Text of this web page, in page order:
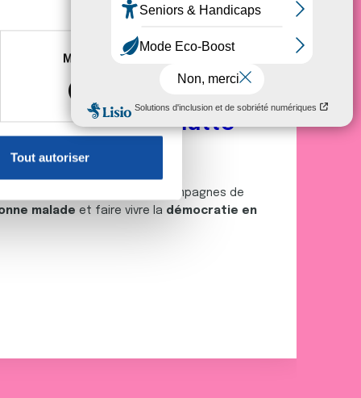
à plusieurs mètres près
reportez-vous à lasection «
sur les cookies.
informations que
Marketing
Tout autoriser
acteur de la lutte
, déployer des campagnes de
malade et faire vivre la démocratie en